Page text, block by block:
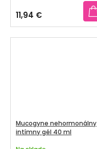
11,94 €
Mucogyne nehormonálny
intímny gél 40 ml